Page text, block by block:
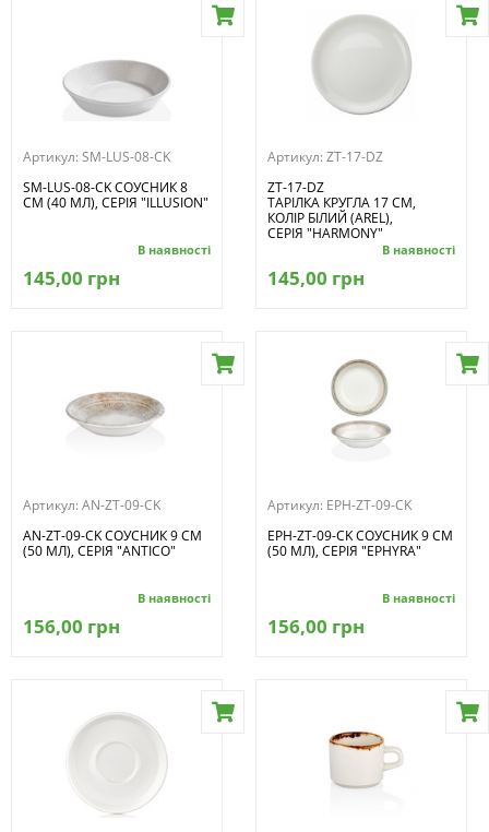
Артикул: SM-LUS-08-CK
SM-LUS-08-CK СОУСНИК 8
СМ (40 МЛ), СЕРІЯ "ILLUSION"
В наявності
145,00 грн
Артикул: ZT-17-DZ
ZT-17-DZ
ТАРІЛКА КРУГЛА 17 СМ,
КОЛІР БІЛИЙ (AREL),
СЕРІЯ "HARMONY"
В наявності
145,00 грн
Артикул: AN-ZT-09-CK
AN-ZT-09-CK СОУСНИК 9 СМ
(50 МЛ), СЕРІЯ "ANTICO"
В наявності
156,00 грн
Артикул: EPH-ZT-09-CK
EPH-ZT-09-CK СОУСНИК 9 СМ
(50 МЛ), СЕРІЯ "EPHYRA"
В наявності
156,00 грн